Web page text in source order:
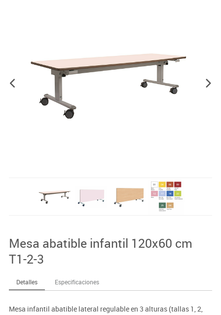
Mesa abatible infantil 120x60 cm
T1-2-3
Detalles Especificaciones
Mesa infantil abatible lateral regulable en 3 alturas (tallas 1, 2,